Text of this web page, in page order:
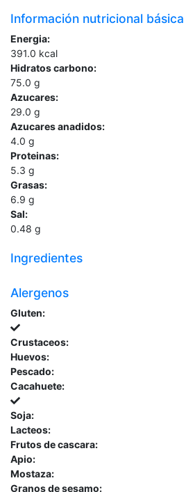
Información nutricional básica
Energia:
391.0 kcal
Hidratos carbono:
75.0 g
Azucares:
29.0 g
Azucares anadidos:
4.0 g
Proteinas:
5.3 g
Grasas:
6.9 g
Sal:
0.48 g
Ingredientes
Alergenos
Gluten:
Crustaceos:
Huevos:
Pescado:
Cacahuete:
Soja:
Lacteos:
Frutos de cascara:
Apio:
Mostaza:
Granos de sesamo: